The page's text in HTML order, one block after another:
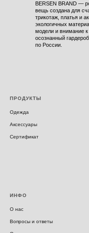
BERSEN BRAND —
вещь создана для
трикотаж, платья и
экологичных
модели и внимание
осознанный
по России.
ПРОДУКТЫ
Одежда
Аксессуары
Сертификат
ИНФО
О нас
Вопросы и ответы